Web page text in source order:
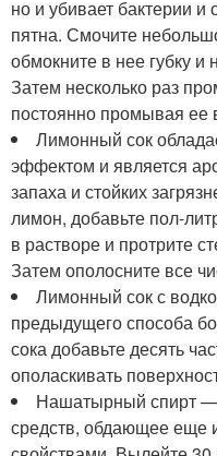
но и убивает бактерии
пятна. Смочите
обмокните в нее губку и
Затем несколько раз
постоянно промывая ее
Лимонный сок
эффектом и является
запаха и стойких
лимон, добавьте пол-
в растворе и протрите
Затем ополосните все
Лимонный сок с
предыдущего способа
сока добавьте десять
ополаскивать
Нашатырный спирт
средств, обдающее